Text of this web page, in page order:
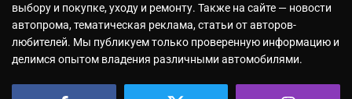
выбору и покупке, уходу и ремонту. Также на сайте — новости
автопрома, тематическая реклама, статьи от авторов-
любителей. Мы публикуем только проверенную информацию и
делимся опытом владения различными автомобилями.